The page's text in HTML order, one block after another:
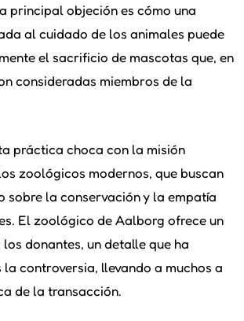
principal objeción es cómo una
al cuidado de los animales puede
el sacrificio de mascotas que, en
consideradas miembros de la
práctica choca con la misión
zoológicos modernos, que buscan
sobre la conservación y la empatía
El zoológico de Aalborg ofrece un
donantes, un detalle que ha
controversia, llevando a muchos a
de la transacción.